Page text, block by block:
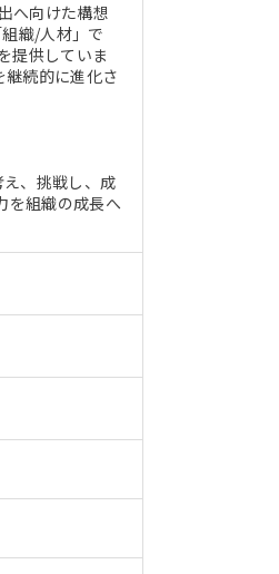
へ向けた構想
織/人材」で
提供していま
続的に進化さ
、挑戦し、成
を組織の成長へ